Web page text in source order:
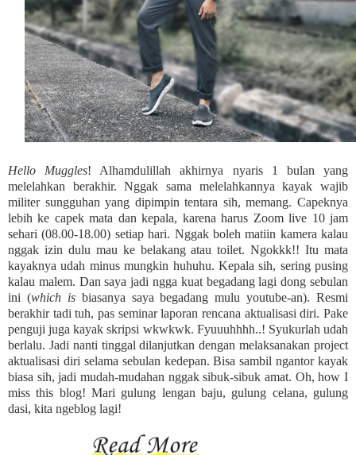
Hello Muggles! Alhamdulillah akhirnya nyaris 1 bulan yang
melelahkan berakhir. Nggak sama melelahkannya kayak wajib
militer sungguhan yang dipimpin tentara sih, memang. Capeknya
lebih ke capek mata dan kepala, karena harus Zoom live 10 jam
sehari (08.00-18.00) setiap hari. Nggak boleh matiin kamera kalau
nggak izin dulu mau ke belakang atau toilet. Ngokkk!! Itu mata
kayaknya udah minus mungkin huhuhu. Kepala sih, sering pusing
kalau malem. Dan saya jadi ngga kuat begadang lagi dong sebulan
ini (which isbiasanya saya begadang mulu youtube-an). Resmi
berakhir tadi tuh, pas seminar laporan rencana aktualisasi diri. Pake
penguji juga kayak skripsi wkwkwk. Fyuuuhhhh..! Syukurlah udah
berlalu. Jadi nanti tinggal dilanjutkan dengan melaksanakan project
aktualisasi diri selama sebulan kedepan. Bisa sambil ngantor kayak
biasa sih, jadi mudah-mudahan nggak sibuk-sibuk amat. Oh, how I
miss this blog! Mari gulung lengan baju, gulung celana, gulung
dasi, kita ngeblog lagi!